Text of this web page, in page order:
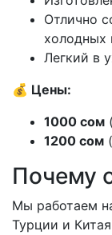
Отлично
Легкий в
💰 Цены:
1000 сом
1200 сом
Почему
Мы работаем
Турции и